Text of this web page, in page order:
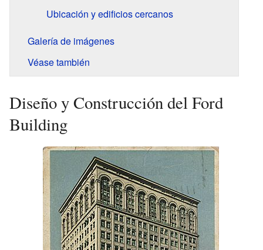
Ubicación y edificios cercanos
Galería de imágenes
Véase también
Diseño y Construcción del Ford
Building